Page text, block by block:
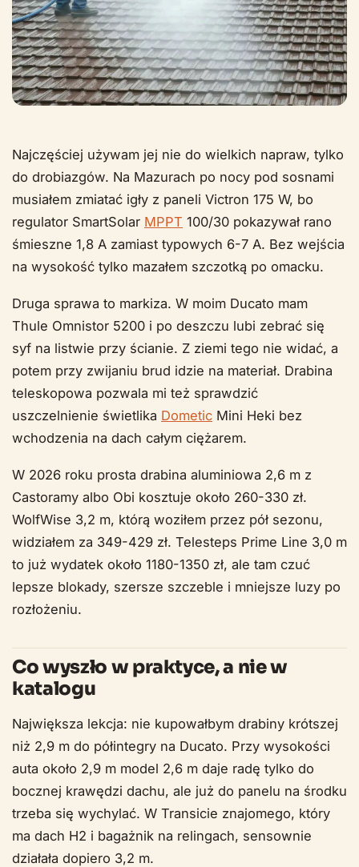
Najczęściej używam jej nie do wielkich napraw, tylko
do drobiazgów. Na Mazurach po nocy pod sosnami
musiałem zmiatać igły z paneli Victron 175 W, bo
regulator SmartSolar MPPT 100/30 pokazywał rano
śmieszne 1,8 A zamiast typowych 6-7 A. Bez wejścia
na wysokość tylko mazałem szczotką po omacku.
Druga sprawa to markiza. W moim Ducato mam
Thule Omnistor 5200 i po deszczu lubi zebrać się
syf na listwie przy ścianie. Z ziemi tego nie widać, a
potem przy zwijaniu brud idzie na materiał. Drabina
teleskopowa pozwala mi też sprawdzić
uszczelnienie świetlika Dometic Mini Heki bez
wchodzenia na dach całym ciężarem.
W 2026 roku prosta drabina aluminiowa 2,6 m z
Castoramy albo Obi kosztuje około 260-330 zł.
WolfWise 3,2 m, którą woziłem przez pół sezonu,
widziałem za 349-429 zł. Telesteps Prime Line 3,0 m
to już wydatek około 1180-1350 zł, ale tam czuć
lepsze blokady, szersze szczeble i mniejsze luzy po
rozłożeniu.
Co wyszło w praktyce, a nie w
katalogu
Największa lekcja: nie kupowałbym drabiny krótszej
niż 2,9 m do półintegry na Ducato. Przy wysokości
auta około 2,9 m model 2,6 m daje radę tylko do
bocznej krawędzi dachu, ale już do panelu na środku
trzeba się wychylać. W Transicie znajomego, który
ma dach H2 i bagażnik na relingach, sensownie
działała dopiero 3,2 m.